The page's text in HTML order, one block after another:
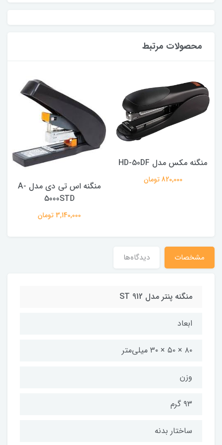
محصولات مرتبط
منگنه مکس مدل HD-50DF
820,000 تومان
منگنه اس تی دی مدل A-
5000STD
3,140,000 تومان
مشخصات دیدگاه‌ها
منگنه پنتر مدل ST 912
ابعاد
۸۰ × ۵۰ × ۳۰ میلی‌متر
وزن
۹۳ گرم
ساختار بدنه